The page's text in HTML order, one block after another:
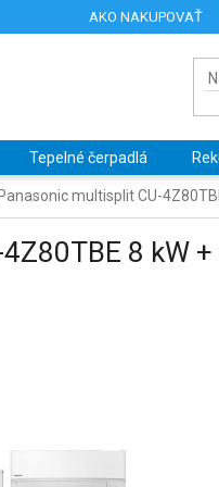
AKO NAKUPOVAŤ
Tepelné čerpadlá
Panasonic multisplit CU-
8 kW